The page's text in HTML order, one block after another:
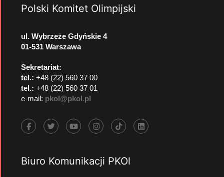
Polski Komitet Olimpijski
ul. Wybrzeże Gdyńskie 4
01-531 Warszawa
Sekretariat:
tel.: +48 (22) 560 37 00
tel.: +48 (22) 560 37 01
e-mail: pkol@pkol.pl
Biuro Komunikacji PKOl